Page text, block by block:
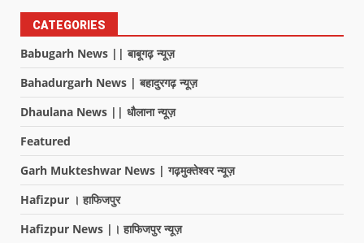
CATEGORIES
Babugarh News || बाबूगढ़ न्यूज़
Bahadurgarh News | बहादुरगढ़ न्यूज़
Dhaulana News || धौलाना न्यूज़
Featured
Garh Mukteshwar News | गढ़मुक्तेश्वर न्यूज़
Hafizpur । हाफिजपुर
Hafizpur News |। हाफिजपुर न्यूज़